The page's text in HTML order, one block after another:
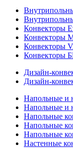
Конвекторы
Конвекторы
Конвекторы
Конвекторы
Дизайн-
Дизайн-
Напольные и
Напольные и
Напольные
Напольные
Напольные
Настенные